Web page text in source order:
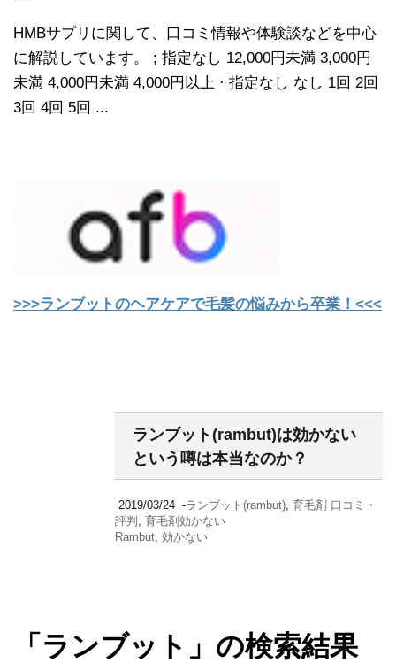
HMBサプリに関して、口コミ情報や体験談などを中心
に解説しています。 ; 指定なし 12,000円未満 3,000円
未満 4,000円未満 4,000円以上 · 指定なし なし 1回 2回
3回 4回 5回 ...
>>>ランブットのヘアケアで毛髪の悩みから卒業！<<<
ランブット(rambut)は効かない
という噂は本当なのか？
2019/03/24 -ランブット(rambut) 育毛剤 口コミ・
評判 育毛剤効かない
Rambut 効かない
「ランブット」の検索結果